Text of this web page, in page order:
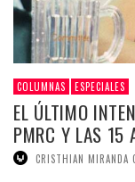
COLUMNAS ESPECIALES
EL ÚLTIMO
PMRC Y LAS 15
CRISTHIAN MIRANDA